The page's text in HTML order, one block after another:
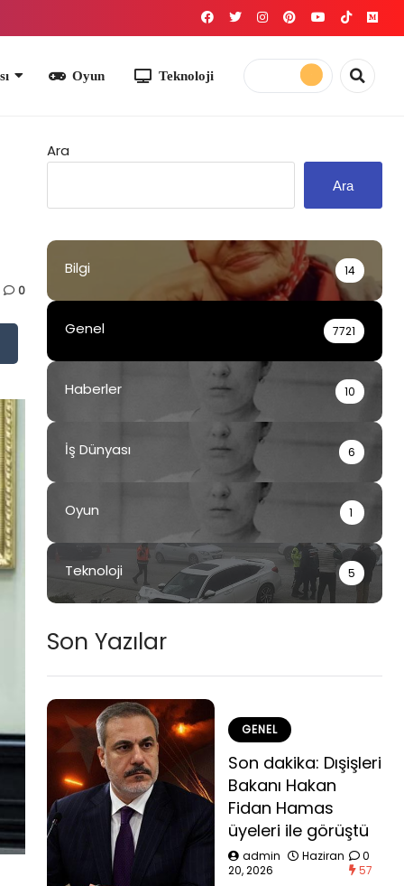
Teknoloji
0
Ara
Ara
Bilgi 14
Genel 7721
Haberler 10
İş Dünyası 6
Oyun 1
Teknoloji 5
Son Yazılar
GENEL
Son dakika: Dışişleri
Bakanı Hakan
Fidan Hamas
üyeleri ile görüştü
admin
Haziran
20, 2026
0
57